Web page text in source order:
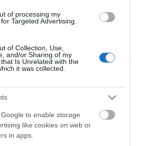
of processing my
Targeted Advertising.
of Collection, Use,
and/or Sharing of my
Is Unrelated with the
it was collected.
to enable storage
like cookies on web or
in apps.
a tengert nézi, szerelemtől
Jean-Michel Maulpoix
TÉGED IS VÁR!